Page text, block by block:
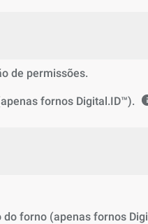
de permissões.
fornos Digital.ID™).
forno (apenas fornos